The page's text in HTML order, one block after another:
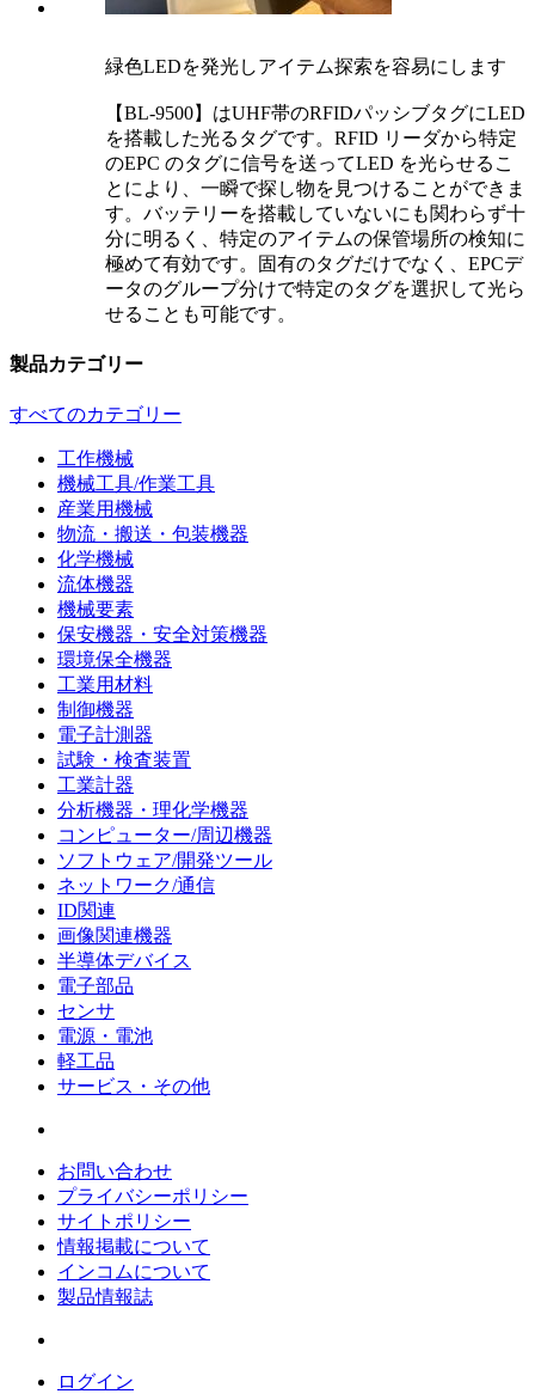
緑色LEDを発光しアイテム探索を容易にします
【BL-9500】はUHF帯のRFIDパッシブタグにLED
を搭載した光るタグです。RFID リーダから特定
のEPC のタグに信号を送ってLED を光らせるこ
とにより、一瞬で探し物を見つけることができま
す。バッテリーを搭載していないにも関わらず十
分に明るく、特定のアイテムの保管場所の検知に
極めて有効です。固有のタグだけでなく、EPCデ
ータのグループ分けで特定のタグを選択して光ら
せることも可能です。
製品カテゴリー
すべてのカテゴリー
工作機械
機械工具/作業工具
産業用機械
物流・搬送・包装機器
化学機械
流体機器
機械要素
保安機器・安全対策機器
環境保全機器
工業用材料
制御機器
電子計測器
試験・検査装置
工業計器
分析機器・理化学機器
コンピューター/周辺機器
ソフトウェア/開発ツール
ネットワーク/通信
ID関連
画像関連機器
半導体デバイス
電子部品
センサ
電源・電池
軽工品
サービス・その他
お問い合わせ
プライバシーポリシー
サイトポリシー
情報掲載について
インコムについて
製品情報誌
ログイン